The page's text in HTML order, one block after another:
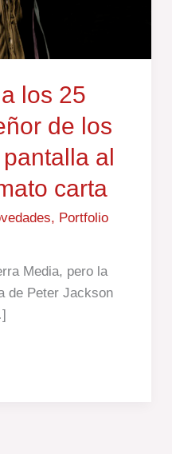
los 25
de los
al
carta
, Portfolio
Media, pero la
de Peter Jackson